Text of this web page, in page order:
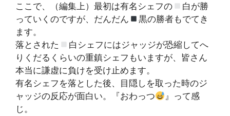
ここで、（編集上）最初は有名シェフの
白が勝
っていくのですが、だんだん
黒の勝者もでてき
ます。
落とされた
白シェフにはジャッジが恐縮してへ
りくだるくらいの重鎮シェフもいますが、皆さん
本当に謙虚に負けを受け止めます。
有名シェフを落とした後、目隠しを取った時のジ
ャッジの反応が面白い。『おわっつ
』って感
じ。